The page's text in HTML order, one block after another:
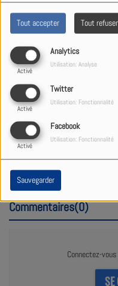
Tout accepter Tout refuser
Analytics
Activé
Utilisation: Analyse
Twitter
Activé
Utilisation: Fonctionnalité
Facebook
Activé
Utilisation: Fonctionnalité
Sauvegarder
06 AVRIL 2021
WALTER
Commentaires(0)
Connectez-
SE